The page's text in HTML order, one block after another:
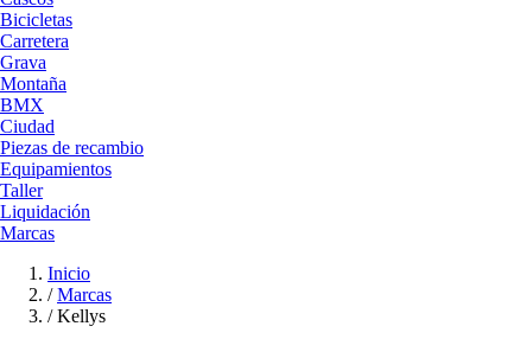
Bicicletas
Carretera
Grava
Montaña
BMX
Ciudad
Piezas de recambio
Equipamientos
Taller
Liquidación
Marcas
Inicio
/ Marcas
/ Kellys